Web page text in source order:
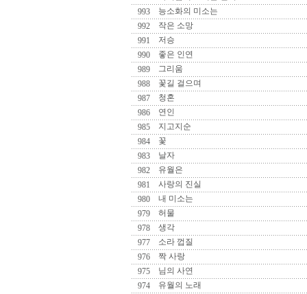
993
능소화의 미소는
992
작은 소망
991
저승
990
좋은 인연
989
그리움
988
꽃길 걸으며
987
청혼
986
연인
985
지고지순
984
꽃
983
날자
982
유월은
981
사랑의 진실
980
내 미소는
979
허물
978
생각
977
소라 껍질
976
짝 사랑
975
님의 사연
974
유월의 노래